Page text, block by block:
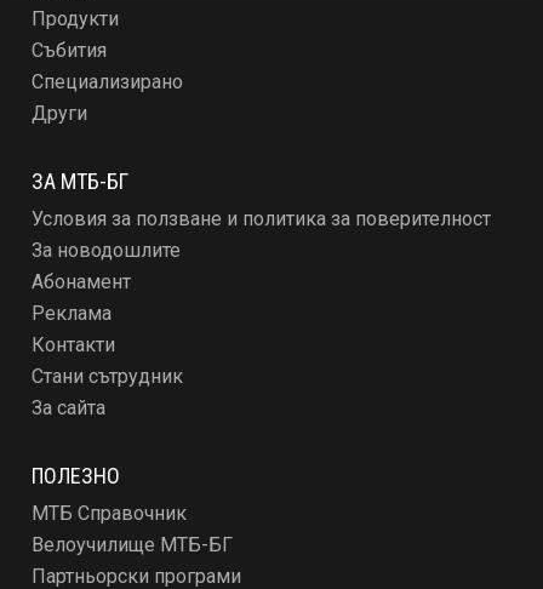
Продукти
Събития
Специализирано
Други
ЗА МТБ-БГ
Условия за ползване и политика за поверителност
За новодошлите
Абонамент
Реклама
Контакти
Стани сътрудник
За сайта
ПОЛЕЗНО
МТБ Справочник
Велоучилище МТБ-БГ
Партньорски програми